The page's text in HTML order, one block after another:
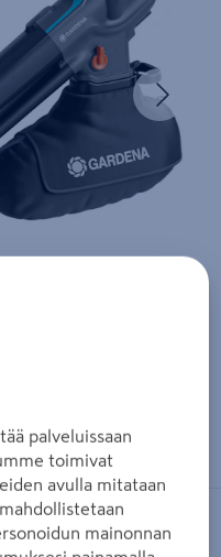
palveluissaan
toimivat
avulla mitataan
mainonnan